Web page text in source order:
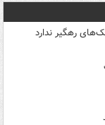
رهگیر ندارد